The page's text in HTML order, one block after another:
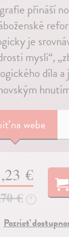
přináší
je
mysli“,
díla
na webe
€
€ ?
Pozrieť